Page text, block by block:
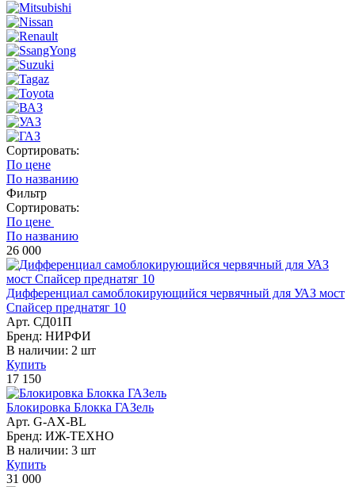
Сортировать:
По цене
По названию
Фильтр
Сортировать:
По цене
По названию
26 000
Дифференциал самоблокирующийся червячный для УАЗ мост
Спайсер преднатяг 10
Арт. СД01П
Бренд: НИРФИ
В наличии: 2 шт
Купить
17 150
Блокировка Блокка ГАЗель
Арт. G-AX-BL
Бренд: ИЖ-ТЕХНО
В наличии: 3 шт
Купить
31 000